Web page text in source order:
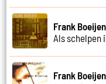
Frank Boeijen
Als schelpen
Frank Boeijen